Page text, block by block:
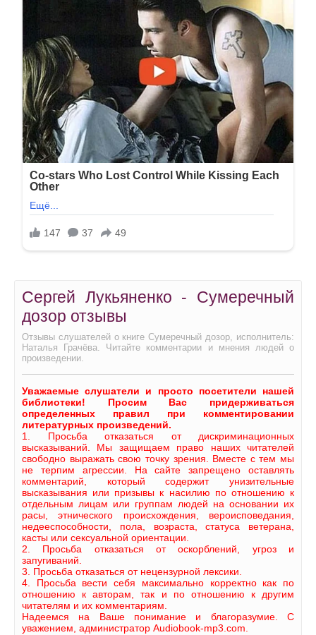
Сергей Лукьяненко - Сумеречный
дозор отзывы
Отзывы слушателей о книге Сумеречный дозор, исполнитель:
Наталья Грачёва. Читайте комментарии и мнения людей о
произведении.
Уважаемые слушатели и просто посетители нашей
библиотеки! Просим Вас придерживаться
определенных правил при комментировании
литературных произведений.
1. Просьба отказаться от дискриминационных
высказываний. Мы защищаем право наших читателей
свободно выражать свою точку зрения. Вместе с тем мы
не терпим агрессии. На сайте запрещено оставлять
комментарий, который содержит унизительные
высказывания или призывы к насилию по отношению к
отдельным лицам или группам людей на основании их
расы, этнического происхождения, вероисповедания,
недееспособности, пола, возраста, статуса ветерана,
касты или сексуальной ориентации.
2. Просьба отказаться от оскорблений, угроз и
запугиваний.
3. Просьба отказаться от нецензурной лексики.
4. Просьба вести себя максимально корректно как по
отношению к авторам, так и по отношению к другим
читателям и их комментариям.
Надеемся на Ваше понимание и благоразумие. С
уважением, администратор Audiobook-mp3.com.